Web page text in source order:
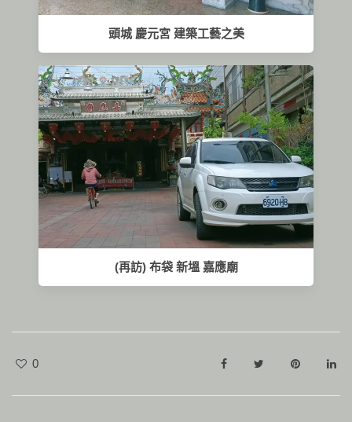
頭城 慶元宮 建築工藝之美
(再訪) 布袋 新塭 嘉應廟
0